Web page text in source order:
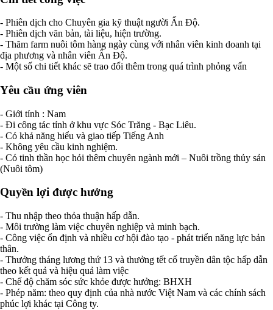
- Phiên dịch cho Chuyên gia kỹ thuật người Ấn Độ.
- Phiên dịch văn bản, tài liệu, hiện trường.
- Thăm farm nuôi tôm hàng ngày cùng với nhân viên kinh doanh tại
địa phương và nhân viên Ấn Độ.
- Một số chi tiết khác sẽ trao đổi thêm trong quá trình phỏng vấn
Yêu cầu ứng viên
- Giới tính : Nam
- Đi công tác tỉnh ở khu vực Sóc Trăng - Bạc Liêu.
- Có khả năng hiểu và giao tiếp Tiếng Anh
- Không yêu cầu kinh nghiệm.
- Có tinh thần học hỏi thêm chuyên ngành mới – Nuôi trồng thủy sản
(Nuôi tôm)
Quyền lợi được hưởng
- Thu nhập theo thỏa thuận hấp dẫn.
- Môi trường làm việc chuyên nghiệp và minh bạch.
- Công việc ổn định và nhiều cơ hội đào tạo - phát triển năng lực bản
thân.
- Thưởng tháng lương thứ 13 và thưởng tết cổ truyền dân tộc hấp dẫn
theo kết quả và hiệu quả làm việc
- Chế độ chăm sóc sức khỏe được hưởng: BHXH
- Phép năm: theo quy định của nhà nước Việt Nam và các chính sách
phúc lợi khác tại Công ty.